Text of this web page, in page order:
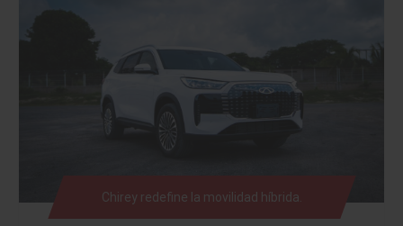
Chirey redefine la movilidad híbrida.